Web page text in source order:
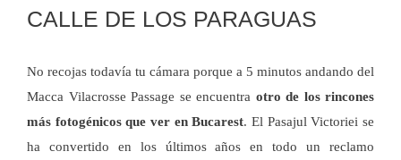
CALLE DE LOS PARAGUAS
No recojas todavía tu cámara porque a 5 minutos andando del
Macca Vilacrosse Passage se encuentra otro de los rincones
más fotogénicos que ver en Bucarest. El Pasajul Victoriei se
ha convertido en los últimos años en todo un reclamo